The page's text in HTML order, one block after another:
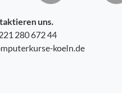
uns.
280 672 44
koeln.de